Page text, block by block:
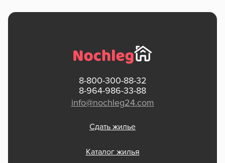
8-800-300-88-32
8-964-986-33-88
info@nochleg24.com
Сдать жилье
Каталог жилья